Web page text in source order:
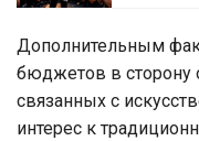
Дополнительным
бюджетов в сторону
связанных с
интерес к